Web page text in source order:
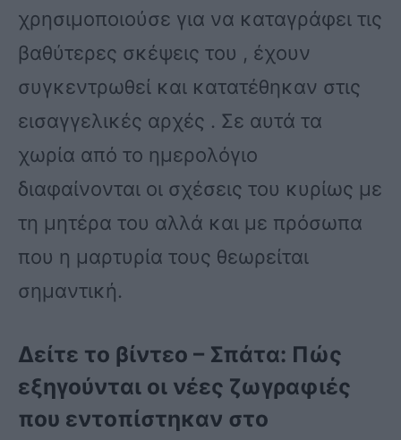
χρησιμοποιούσε για να καταγράφει τις
βαθύτερες σκέψεις του , έχουν
συγκεντρωθεί και κατατέθηκαν στις
εισαγγελικές αρχές . Σε αυτά τα
χωρία από το ημερολόγιο
διαφαίνονται οι σχέσεις του κυρίως με
τη μητέρα του αλλά και με πρόσωπα
που η μαρτυρία τους θεωρείται
σημαντική.
Δείτε το βίντεο – Σπάτα: Πώς
εξηγούνται οι νέες ζωγραφιές
που εντοπίστηκαν στο